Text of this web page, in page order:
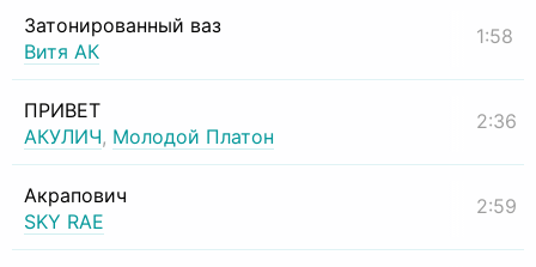
Затонированный ваз
Витя АК
1:58
ПРИВЕТ
АКУЛИЧ, Молодой Платон
2:36
Акрапович
SKY RAE
2:59